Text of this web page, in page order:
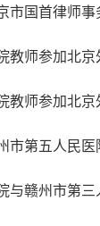
市国首律师
教师参加北
教师参加北
市第五人民
与赣州市第